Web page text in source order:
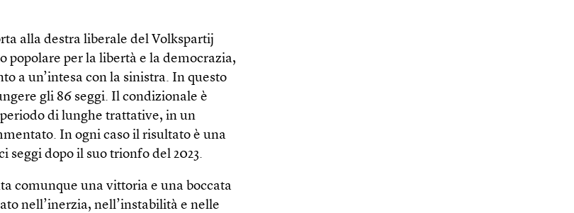
alla destra liberale del Volkspartij
per la libertà e la democrazia,
a un’intesa con la sinistra. In questo
gli 86 seggi. Il condizionale è
di lunghe trattative, in un
In ogni caso il risultato è una
seggi dopo il suo trionfo del 2023.
comunque una vittoria e una boccata
nell’inerzia, nell’instabilità e nelle